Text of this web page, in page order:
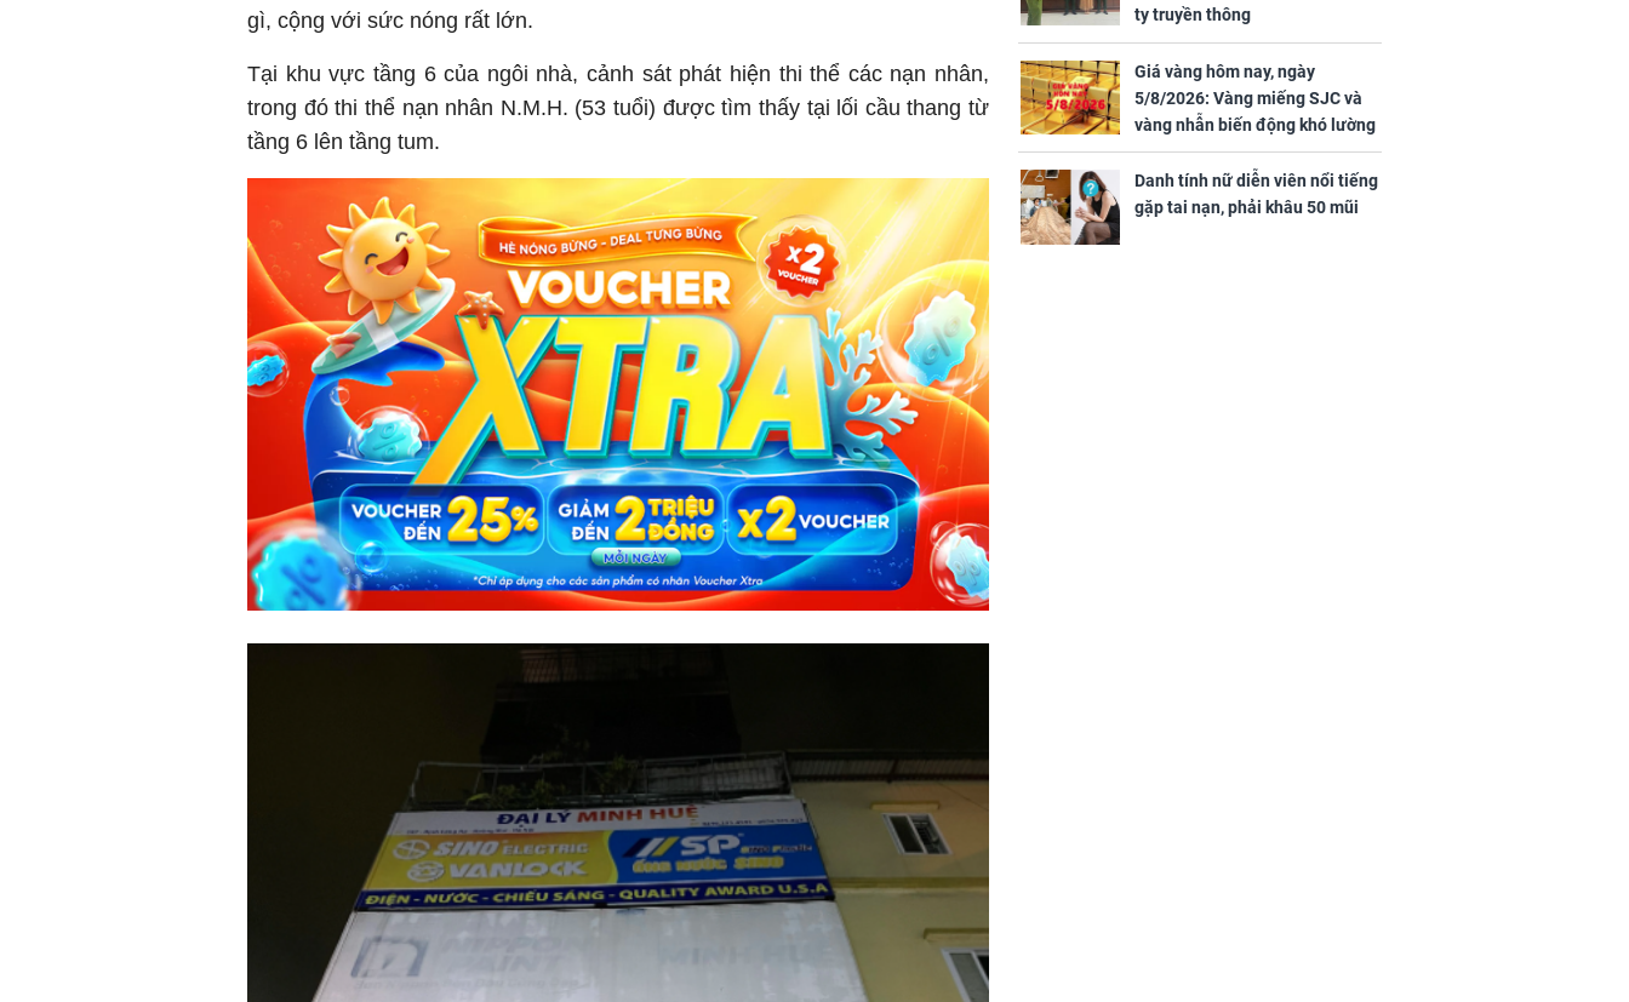
gì, cộng với sức nóng rất lớn.
Tại khu vực tầng 6 của ngôi nhà, cảnh sát phát hiện thi thể các nạn nhân,
trong đó thi thể nạn nhân N.M.H. (53 tuổi) được tìm thấy tại lối cầu thang từ
tầng 6 lên tầng tum.
Danh tính nữ diễn viên
nổi tiếng gặp tai nạn,
phải khâu 50 mũi
ty truyền thông
Giá vàng hôm nay, ngày
5/8/2026: Vàng miếng SJC và
vàng nhẫn biến động khó lường
Danh tính nữ diễn viên nổi tiếng
gặp tai nạn, phải khâu 50 mũi